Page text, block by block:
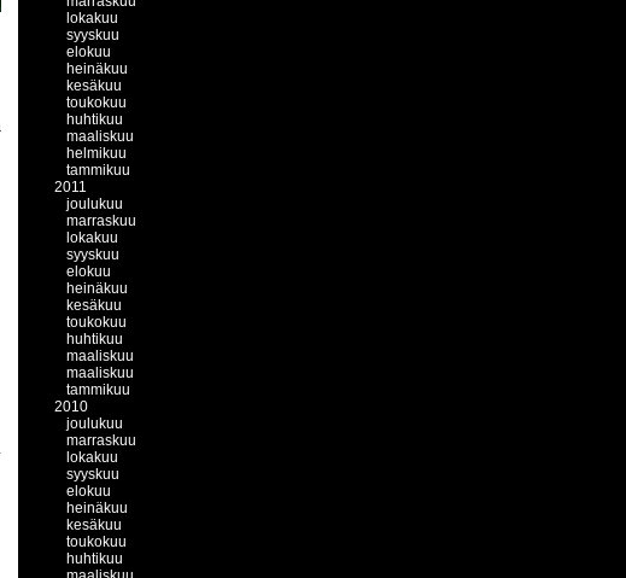
lokakuu
syyskuu
elokuu
heinäkuu
kesäkuu
toukokuu
huhtikuu
maaliskuu
helmikuu
tammikuu
2011
joulukuu
marraskuu
lokakuu
syyskuu
elokuu
heinäkuu
kesäkuu
toukokuu
huhtikuu
maaliskuu
maaliskuu
tammikuu
2010
joulukuu
marraskuu
lokakuu
syyskuu
elokuu
heinäkuu
kesäkuu
toukokuu
huhtikuu